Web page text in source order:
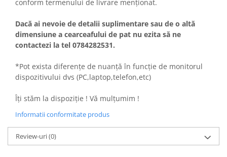
conform termenului de livrare menționat.
Dacă ai nevoie de detalii suplimentare sau de o altă
dimensiune a cearceafului de pat nu ezita să ne
contactezi la tel 0784282531.
*Pot exista diferențe de nuanță în funcție de monitorul
dispozitivului dvs (PC,laptop,telefon,etc)
Îți stăm la dispoziție ! Vă mulțumim !
Informatii conformitate produs
Review-uri(0)